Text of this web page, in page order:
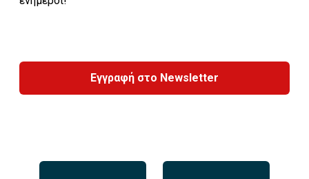
Εγγραφή στο Newsletter